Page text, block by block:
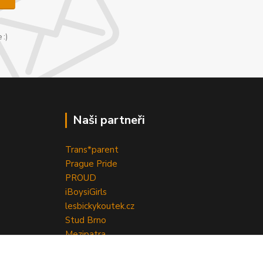
:)
Naši partneři
Trans*parent
Prague Pride
PROUD
iBoysiGirls
lesbickykoutek.cz
Stud Brno
Mezipatra